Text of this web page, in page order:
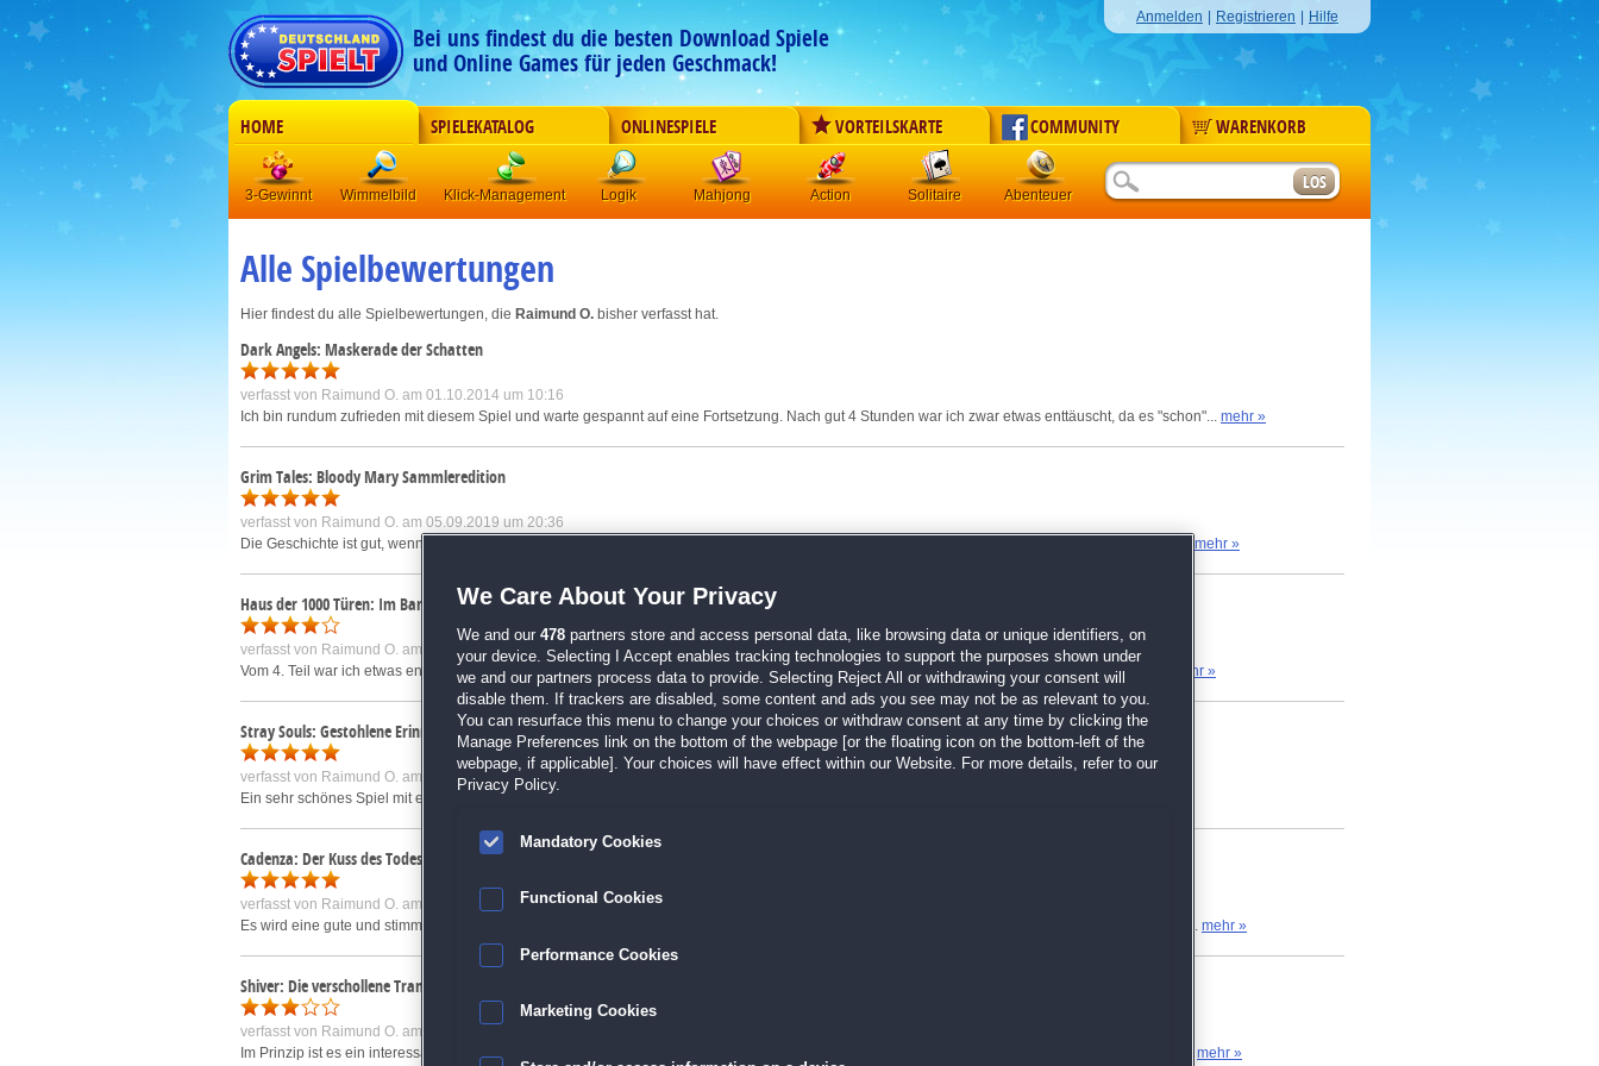
Bei uns findest du die besten Download Spiele
und Online Games für jeden Geschmack!
Anmelden Registrieren Hilfe
HOME SPIELEKATALOG ONLINESPIELE VORTEILSKARTE COMMUNITY WARENKORB
3-Gewinnt Wimmelbild Klick-Management Logik Mahjong Action Solitaire Abenteuer
Alle Spielbewertungen
Hier findest du alle Spielbewertungen, die Raimund O. bisher verfasst hat.
Dark Angels: Maskerade der Schatten
verfasst von Raimund O. am 01.10.2014 um 10:16
Ich bin rundum zufrieden mit diesem Spiel und warte gespannt auf eine Fortsetzung. Nach gut 4 Stunden war ich zwar etwas enttäuscht, da es "schon"... mehr »
Grim Tales: Bloody Mary Sammleredition
verfasst von Raimund O. am 05.09.2019 um 20:36
Die Geschichte ist gut, wenn auch ein wenig gruselig und grausam, wie halt Märchen so sind. Das Spiel hat eine schöne Länge, die Wimmelbilder... mehr »
Haus der 1000 Türen: Im Bann des Bösen Sammleredition
verfasst von Raimund O. am 14.08.2018 um 21:08
Vom 4. Teil war ich etwas enttäuscht. Die Spielidee ist immer noch gut, aber die Spieldauer war mir etwas zu kurz, insbesondere der Bonus mir...
mehr »
Stray Souls: Gestohlene Erinnerungen Sammleredition
verfasst von Raimund O. am 15.08.2018 um 15:32
Ein sehr schönes Spiel mit einer schönen Länge. Die Minispiele sind verständlich und nicht zu schwer. Weitere Spiele der Reihe mit dieser...
Cadenza: Der Kuss des Todes
verfasst von Raimund O. am 23.07.2019 um 20:58
Es wird eine gute und stimmig aufgebaute Geschichte. Die Wimmelbilder und Rätsel sind fair, wenn auch manchmal sehr einfach. Das Spiel hat mir... mehr »
Shiver: Die verschollene Tramperin Sammleredition
verfasst von Raimund O. am 12.09.2018 um 22:25
Im Prinzip ist es ein interessantes Spiel, das Hauptspiel kann begeistern. Durch die durchweg in dunkle Farben gehaltenen Szenarien kommt eine... mehr »
We Care About Your Privacy
We and our 478 partners store and access personal data, like browsing data or unique identifiers, on
your device. Selecting I Accept enables tracking technologies to support the purposes shown under
we and our partners process data to provide. Selecting Reject All or withdrawing your consent will
disable them. If trackers are disabled, some content and ads you see may not be as relevant to you.
You can resurface this menu to change your choices or withdraw consent at any time by clicking the
Manage Preferences link on the bottom of the webpage [or the floating icon on the bottom-left of the
webpage, if applicable]. Your choices will have effect within our Website. For more details, refer to our
Privacy Policy.
Mandatory Cookies
Functional Cookies
Performance Cookies
Marketing Cookies